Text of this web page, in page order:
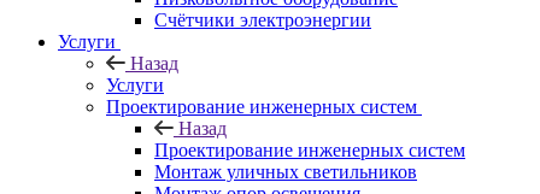
Счётчики электроэнергии
Услуги
Назад
Услуги
Проектирование инженерных систем
Назад
Проектирование инженерных систем
Монтаж уличных светильников